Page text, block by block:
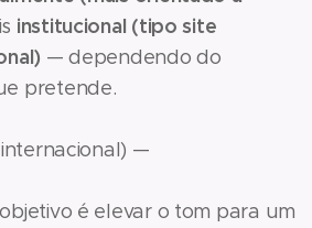
institucional (tipo site
— dependendo do
pretende.
—
é elevar o tom para um